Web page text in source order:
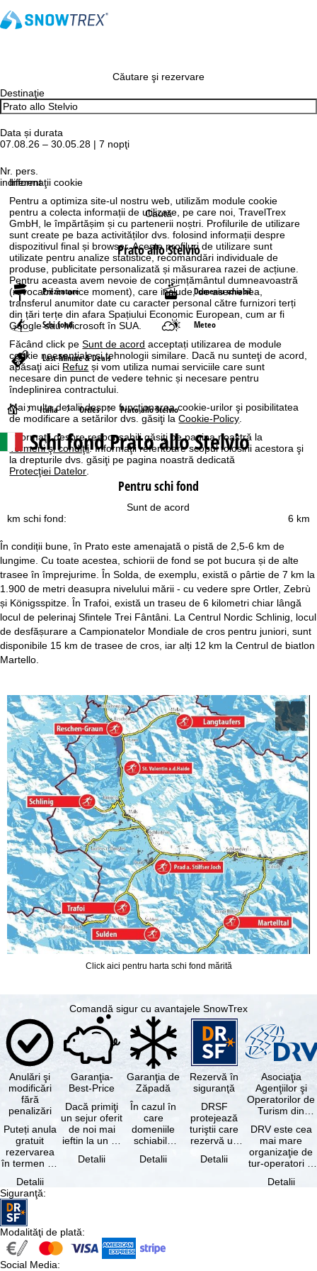
Informaţii cookie
Pentru a optimiza site-ul nostru web, utilizăm module cookie
pentru a colecta informații de utilizare, pe care noi, TravelTrex
GmbH, le împărtășim și cu partenerii noștri. Profilurile de utilizare
sunt create pe baza activităților dvs. folosind informații despre
dispozitivul final și browser. Aceste profiluri de utilizare sunt
utilizate pentru analize statistice, recomandări individuale de
produse, publicitate personalizată și măsurarea razei de acțiune.
Pentru aceasta avem nevoie de consimțământul dumneavoastră
(revocabil în orice moment), care include, de asemenea,
transferul anumitor date cu caracter personal către furnizori terți
din țări terțe din afara Spațiului Economic European, cum ar fi
Google sau Microsoft în SUA.
Făcând click peSunt de acord acceptați utilizarea de module
cookie neesențiale și tehnologii similare. Dacă nu sunteţi de acord,
apăsaţi aici Refuz și vom utiliza numai serviciile care sunt
necesare din punct de vedere tehnic și necesare pentru
îndeplinirea contractului.
Mai multe detalii despre funcţionarea cookie-urilor şi posibilitatea
de modificare a setărilor dvs. găsiţi laCookie-Policy
Informaţii despre responsabili găsiţi pe pagina noastră la
Termeni şi condiţii. Informaţii referitoare scopul folosirii acestora şi
la drepturile dvs. găsiţi pe pagina noastră dedicată
Protecţiei Datelor
Sunt de acord
Căutare şi rezervare
Destinaţie
Data și durata
07.08.26 – 30.05.28 | 7 nopţi
Nr. pers.
indiferent
Caută
Prato allo Stelvio
Prezentare Domeniu schiabil
Schi fond Meteo
Last-Minute & Deals
A
c
a
ă
Italia Ortles Prato allo Stelvio
Schi fond Prato allo Stelvio
Pentru schi fond
6 km
km schi fond:
În condiții bune, în Prato este amenajată o pistă de 2,5-6 km de
lungime. Cu toate acestea, schiorii de fond se pot bucura și de alte
trasee în împrejurime. În Solda, de exemplu, există o pârtie de 7 km la
1.900 de metri deasupra nivelului mării - cu vedere spre Ortler, Zebrù
și Königsspitze. În Trafoi, există un traseu de 6 kilometri chiar lângă
locul de pelerinaj Sfintele Trei Fântâni. La Centrul Nordic Schlinig, locul
de desfășurare a Campionatelor Mondiale de cros pentru juniori, sunt
disponibile 15 km de trasee de cros, iar alți 12 km la Centrul de biatlon
Martello.
Click aici pentru harta schi fond mărită
Comandă sigur cu avantajele SnowTrex
Anulări şi
modificări
fără
penalizări
Puteți anula
gratuit
rezervarea
în termen de
data
rezervării, …
Detalii
Garanţia-
Best-Price
Dacă primiţi
un sejur oferit
de noi mai
ieftin la un alt
cu aceleaşi …
Detalii
Garanţia de
Zăpadă
În cazul în
care
domeniile
schiabile
skipass-ul
Detalii
Rezervă în
siguranţă
DRSF
protejează
turiştii care
rezervă un
sau servicii
Detalii
Asociaţia
Agenţiilor şi
Operatorilor de
Turism din
DRV este cea
mai mare
organizaţie de
tur-operatori şi
turism din
Detalii
Siguranţă:
Modalităţi de plată:
Social Media: